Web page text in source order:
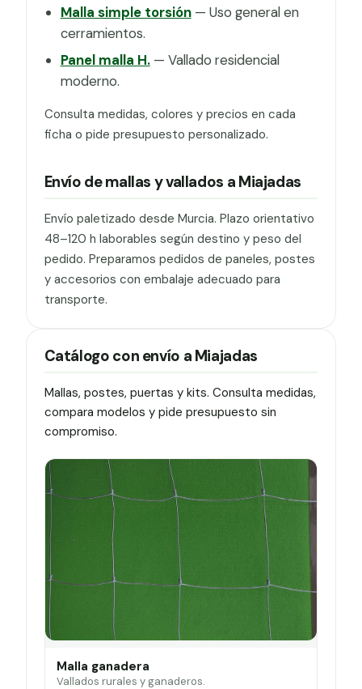
Malla simple torsión— Uso general en
cerramientos.
Panel malla H.— Vallado residencial
moderno.
Consulta medidas, colores y precios en cada
ficha o pide presupuesto personalizado.
Envío de mallas y vallados a Miajadas
Envío paletizado desde Murcia. Plazo orientativo
48–120 h laborables según destino y peso del
pedido. Preparamos pedidos de paneles, postes
y accesorios con embalaje adecuado para
transporte.
Catálogo con envío a Miajadas
Mallas, postes, puertas y kits. Consulta medidas,
compara modelos y pide presupuesto sin
compromiso.
Malla ganadera
Vallados rurales y ganaderos.